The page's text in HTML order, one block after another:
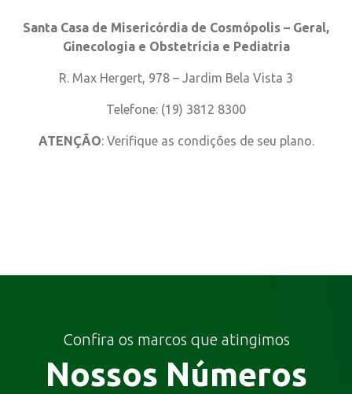
Santa Casa de Misericórdia de Cosmópolis – Geral,
Ginecologia e Obstetrícia e Pediatria
R. Max Hergert, 978 – Jardim Bela Vista 3
Telefone: (19) 3812 8300
ATENÇÃO: Verifique as condições de seu plano.
Confira os marcos que atingimos
Nossos Números